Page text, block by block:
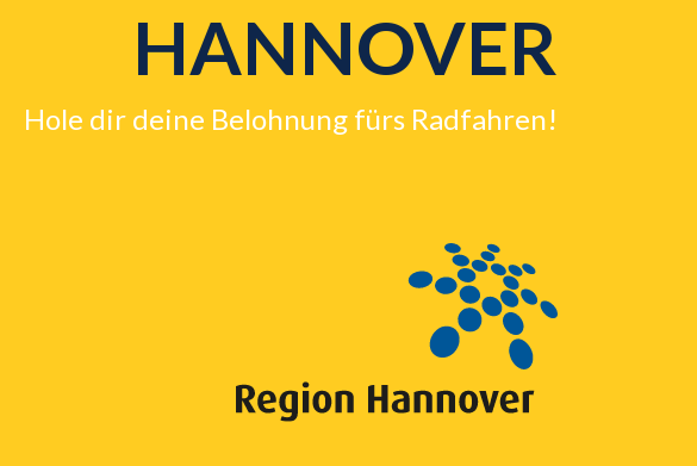
HANNOVER
Hole dir deine Belohnung fürs Radfahren!